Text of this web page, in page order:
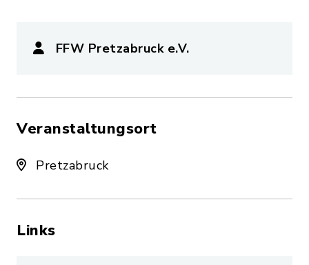
FFW Pretzabruck e.V.
Veranstaltungsort
Pretzabruck
Links